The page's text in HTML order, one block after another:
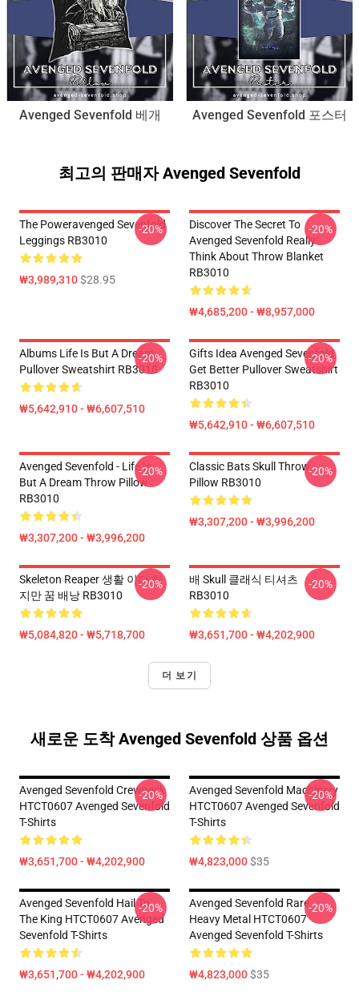
Avenged Sevenfold 베개 Avenged Sevenfold 포스터
최고의 판매자 Avenged Sevenfold
The Poweravenged Sevenfold
Leggings RB3010
₩3,989,310$28.95
-20%
Discover The Secret To
Avenged Sevenfold Really
Think About Throw Blanket
RB3010
₩4,685,200 - ₩8,957,000
-20%
Albums Life Is But A Dream
Pullover Sweatshirt RB3010
₩5,642,910 - ₩6,607,510
-20%
Gifts Idea Avenged Sevenfold
Get Better Pullover Sweatshirt
RB3010
₩5,642,910 - ₩6,607,510
-20%
Avenged Sevenfold - Life Is
But A Dream Throw Pillow
RB3010
₩3,307,200 - ₩3,996,200
-20%
Classic Bats Skull Throw
Pillow RB3010
₩3,307,200 - ₩3,996,200
-20%
Skeleton Reaper 생활 이다 하
지만 꿈 배낭 RB3010
₩5,084,820 - ₩5,718,700
-20%
배 Skull 클래식 티셔츠
RB3010
₩3,651,700 - ₩4,202,900
-20%
더 보기
새로운 도착 Avenged Sevenfold 상품 옵션
Avenged Sevenfold Crewneck
HTCT0607 Avenged Sevenfold
T-Shirts
₩3,651,700 - ₩4,202,900
-20%
Avenged Sevenfold Machinery
HTCT0607 Avenged Sevenfold
T-Shirts
₩4,823,000$35
-20%
Avenged Sevenfold Hail To
The King HTCT0607 Avenged
Sevenfold T-Shirts
₩3,651,700 - ₩4,202,900
-20%
Avenged Sevenfold Rare
Heavy Metal HTCT0607
Avenged Sevenfold T-Shirts
₩4,823,000$35
-20%